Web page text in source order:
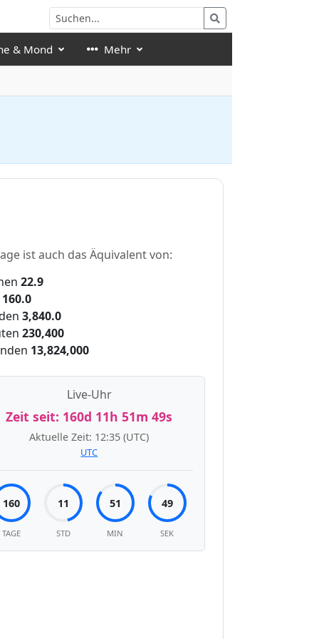
& Mond Mehr
ist auch das Äquivalent von:
22.9
160.0
3,840.0
230,400
13,824,000
Live-Uhr
Zeit seit: 160d 11h 51m 50s
Aktuelle Zeit: 12:35 (UTC)
UTC
160
TAGE
11
STD
51
MIN
50
SEK